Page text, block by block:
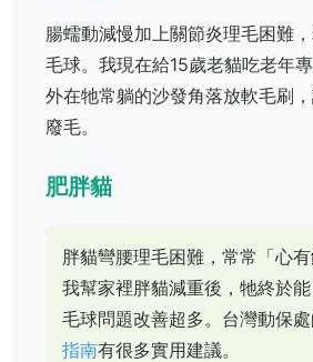
腸蠕動減慢加上關節炎理毛困難
毛球。我現在給15歲老貓吃老年
外在牠常躺的沙發角落放軟毛刷
廢毛。
肥胖貓
胖貓彎腰理毛困難，常常「心有
我幫家裡胖貓減重後，牠終於能
毛球問題改善超多。台灣動保
指南有很多實用建議。